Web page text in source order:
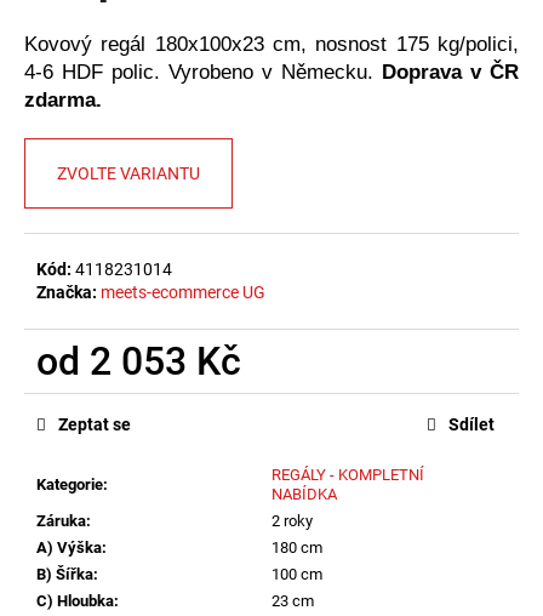
Kovový regál 180x100x23 cm, nosnost 175 kg/polici,
4-6 HDF polic. Vyrobeno v Německu. Doprava v ČR
zdarma.
ZVOLTE VARIANTU
Kód: 4118231014
Značka: meets-ecommerce UG
od 2 053 Kč
Měrná
Kategorie:
REGÁLY - KOMPLETNÍ
NABÍDKA
Záruka:
2 roky
A) Výška:
180 cm
B) Šířka:
100 cm
C) Hloubka:
23 cm
Zeptat se Sdílet
u
j
e
m
e